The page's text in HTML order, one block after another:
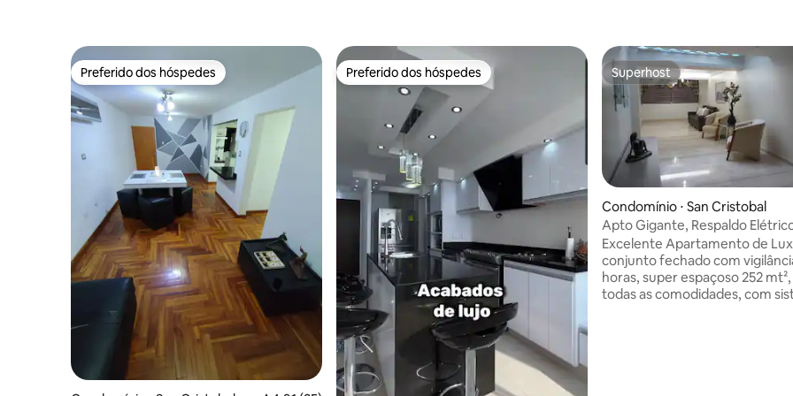
Preferido dos hóspedes
Preferido dos hóspedes Preferido dos hóspedes
Preferido dos hóspedes Superhost
Superhost
Condomínio ⋅ San Cristobal
Apto Gigante, Respaldo
Excelente Localização
Excelente Apartamento de
conjunto fechado com
horas, super espaçoso 252
todas as comodidades, com